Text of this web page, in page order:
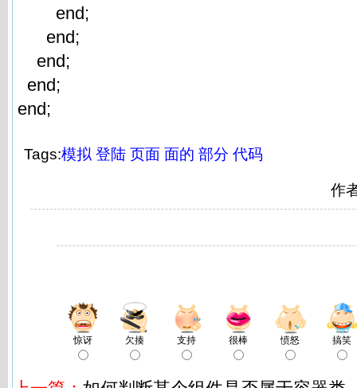
end;
end;
end;
end;
end;
Tags:模拟 登陆 页面 面的 部分 代码
作
惊讶 欠揍 支持 很棒 愤怒 搞笑